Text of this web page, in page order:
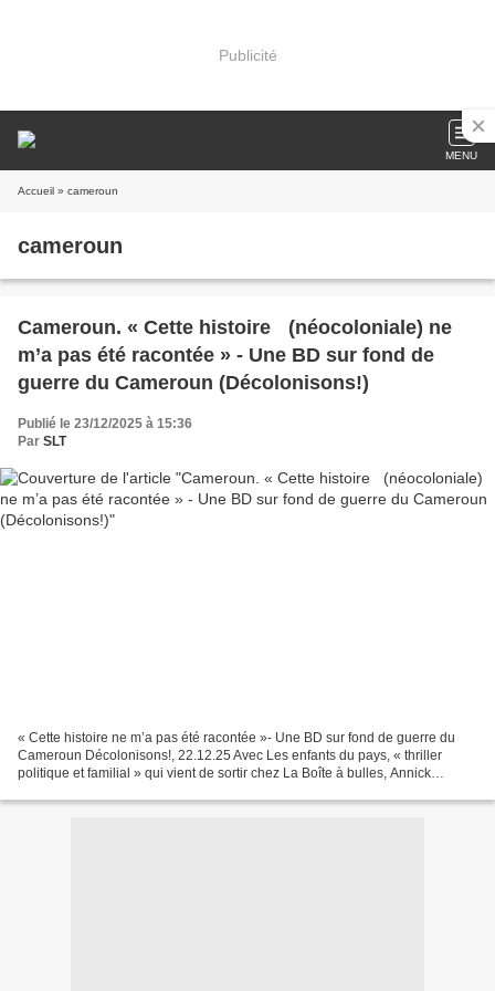
Publicité
MENU
Accueil » cameroun
cameroun
Cameroun. « Cette histoire (néocoloniale) ne
m’a pas été racontée » - Une BD sur fond de
guerre du Cameroun (Décolonisons!)
Publié le 23/12/2025 à 15:36
Par SLT
« Cette histoire ne m’a pas été racontée »- Une BD sur fond de guerre du
Cameroun Décolonisons!, 22.12.25 Avec Les enfants du pays, « thriller
politique et familial » qui vient de sortir chez La Boîte à bulles, Annick